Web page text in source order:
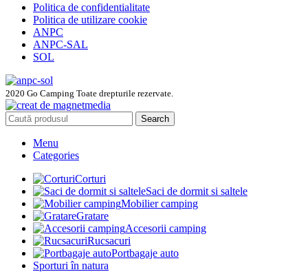
Politica de confidentialitate
Politica de utilizare cookie
ANPC
ANPC-SAL
SOL
2020 Go Camping Toate drepturile rezervate.
Search
Menu
Categories
Corturi
Saci de dormit si saltele
Mobilier camping
Gratare
Accesorii camping
Rucsacuri
Portbagaje auto
Sporturi în natura